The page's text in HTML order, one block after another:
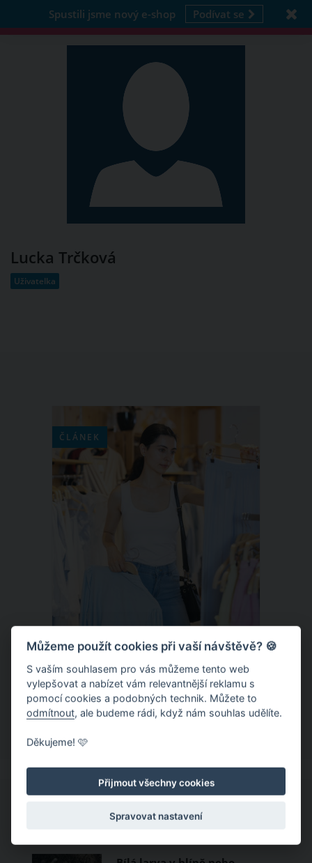
Spustili jsme nový e-shop Podívat se
Lucka Trčková
Uživatelka
ČLÁNEK
Chladivá móda do letních veder. V
těchto materiálech vám bude velmi
příjemně
Když teploty šplhají ke 30 stupňům a
výš, nezáleží pouze na tom, co si
obléknete, ale také z čeho je oblečení
pokožku dýchat a pomohou vám
zvládnout i opravdu horké dny.
měly být přírodní nebo funkční
CO SI PROHLÍŽEJÍ OSTATNÍ?
Můžeme použít cookies při vaší návštěvě? 🍪
S vaším souhlasem pro vás můžeme tento web
vylepšovat a nabízet vám relevantnější reklamu s
pomocí cookies a podobných technik. Můžete to
odmítnout, ale budeme rádi, když nám souhlas udělíte.
Děkujeme! 🩷
Přijmout všechny cookies
Spravovat nastavení